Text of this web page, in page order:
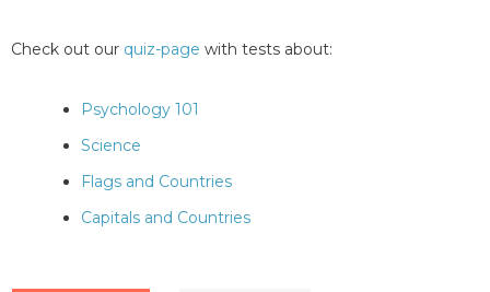
Check out our quiz-page with tests about:
Psychology 101
Science
Flags and Countries
Capitals and Countries